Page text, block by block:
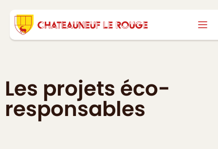
Les projets éco-
responsables